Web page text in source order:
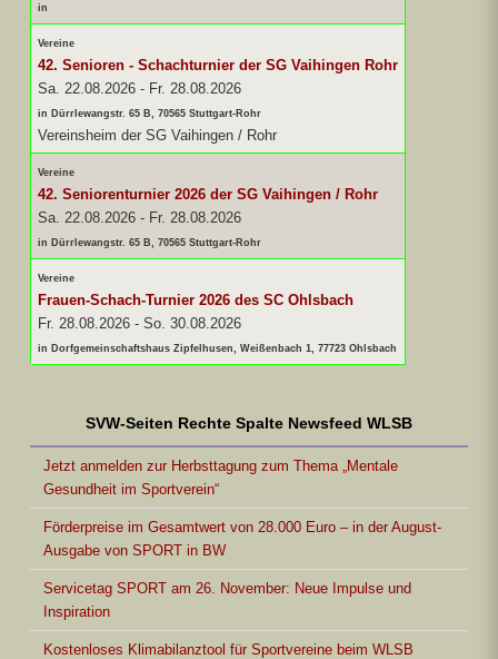
in
Vereine
42. Senioren - Schachturnier der SG Vaihingen Rohr
Sa. 22.08.2026 - Fr. 28.08.2026
in Dürrlewangstr. 65 B, 70565 Stuttgart-Rohr
Vereinsheim der SG Vaihingen / Rohr
Vereine
42. Seniorenturnier 2026 der SG Vaihingen / Rohr
Sa. 22.08.2026 - Fr. 28.08.2026
in Dürrlewangstr. 65 B, 70565 Stuttgart-Rohr
Vereine
Frauen-Schach-Turnier 2026 des SC Ohlsbach
Fr. 28.08.2026 - So. 30.08.2026
in Dorfgemeinschaftshaus Zipfelhusen, Weißenbach 1, 77723 Ohlsbach
SVW-Seiten Rechte Spalte Newsfeed WLSB
Jetzt anmelden zur Herbsttagung zum Thema „Mentale
Gesundheit im Sportverein“
Förderpreise im Gesamtwert von 28.000 Euro – in der August-
Ausgabe von SPORT in BW
Servicetag SPORT am 26. November: Neue Impulse und
Inspiration
Kostenloses Klimabilanztool für Sportvereine beim WLSB